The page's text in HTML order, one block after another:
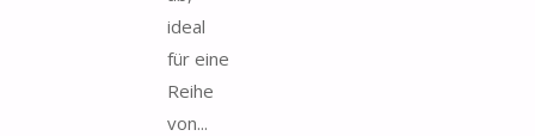
ideal
für eine
Reihe
von...